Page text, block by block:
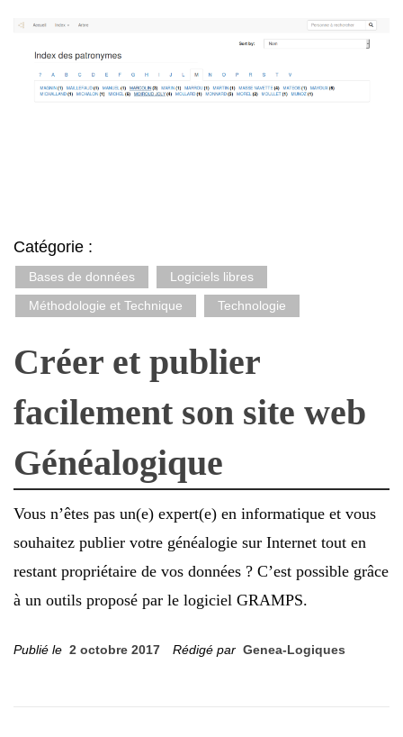
Catégorie :
Bases de données
Logiciels libres
Méthodologie et Technique
Technologie
Créer et publier
facilement son site web
Généalogique
Vous n’êtes pas un(e) expert(e) en informatique et vous
souhaitez publier votre généalogie sur Internet tout en
restant propriétaire de vos données ? C’est possible grâce
à un outils proposé par le logiciel GRAMPS.
Publié le 2 octobre 2017 Rédigé par Genea-Logiques